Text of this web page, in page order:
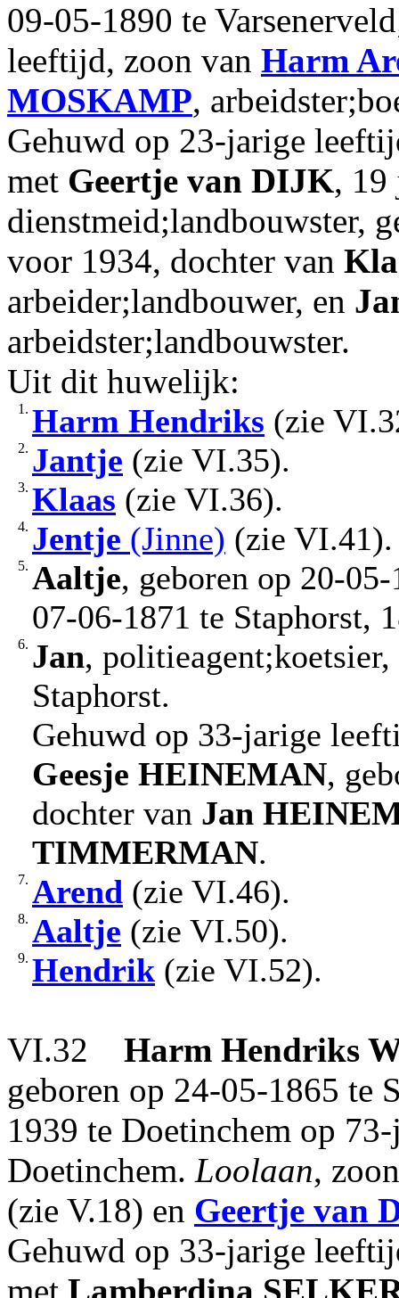
09-05-1890 te
leeftijd, zoon van Harm
MOSKAMP,
Gehuwd op 23-jarige
met Geertje van DIJK, 19
dienstmeid;landbouwster,
voor 1934, dochter van
arbeider;landbouwer, en
arbeidster;landbouwster.
Uit dit huwelijk:
1. Harm Hendriks (zie
2. Jantje (zie VI.35).
3. Klaas (zie VI.36).
4. Jentje (Jinne) (zie VI.41).
5. Aaltje, geboren op 20-
07-06-1871 te Staphorst,
6. Jan,
Staphorst.
Gehuwd op 33-jarige
Geesje HEINEMAN,
dochter van Jan
TIMMERMAN.
7. Arend (zie VI.46).
8. Aaltje (zie VI.50).
9. Hendrik (zie VI.52).
VI.32 Harm Hendriks
geboren op 24-05-1865 te
1939 te Doetinchem op
Doetinchem. Loolaan,
(zie V.18) en Geertje van
Gehuwd op 33-jarige